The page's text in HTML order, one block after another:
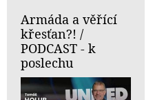
Armáda a věřící
křesťan?! /
PODCAST - k
poslechu